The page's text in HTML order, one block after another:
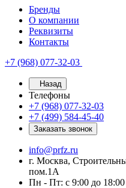
Бренды
О компании
Реквизиты
Контакты
+7 (968) 077-32-03
Назад
Телефоны
+7 (968) 077-32-03
+7 (499) 584-45-40
Заказать звонок
info@prfz.ru
г. Москва,
пом.1А
Пн - Пт: с 9:00 до 18:00